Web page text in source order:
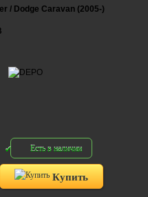
/ Dodge Caravan (2005-)
Есть в наличии
Купить